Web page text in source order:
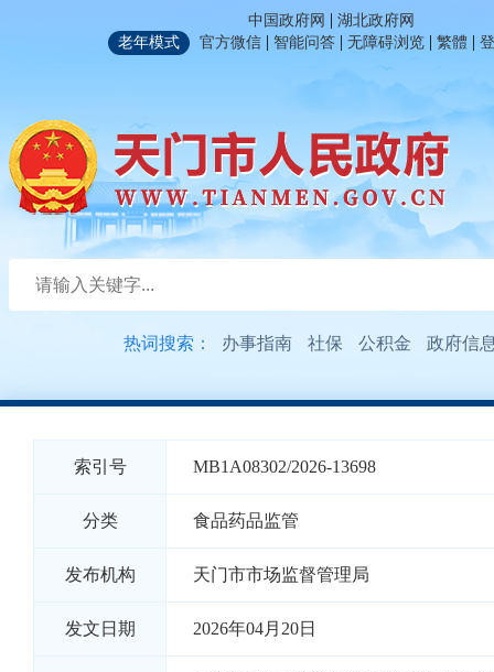
中国政府网 | 湖北政府网
老年模式
官方微信 | 智能问答 | 无障碍浏览 | 繁體 |
热词搜索： 办事指南 社保 公积金 政府信
索引号 MB1A08302/2026-13698
分类 食品药品监管
发布机构 天门市市场监督管理局
发文日期 2026年04月20日